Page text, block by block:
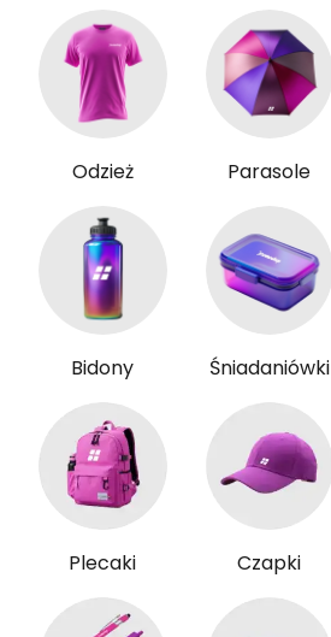
Odzież Parasole
Bidony Śniadaniówki
Plecaki Czapki